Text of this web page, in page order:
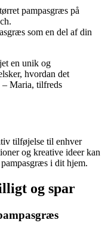
pampasgræs på
som en del af din
en unik og
hvordan det
– Maria, tilfreds
tilføjelse til enhver
og kreative ideer kan
i dit hjem.
og spar